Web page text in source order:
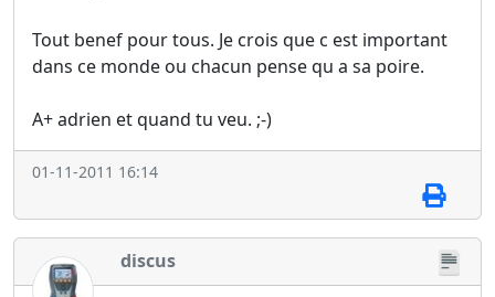
Tout benef pour tous. Je crois que c est important
dans ce monde ou chacun pense qu a sa poire.
A+ adrien et quand tu veu. ;-)
01-11-2011 16:14
discus